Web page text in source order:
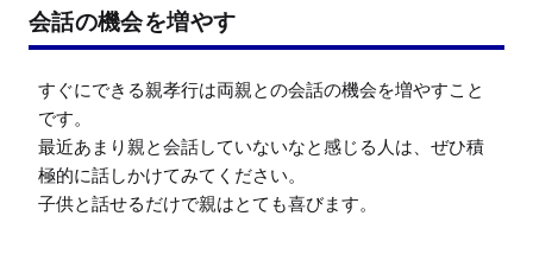
会話の機会を増やす
すぐにできる親孝行は両親との会話の機会を増やすこと
です。
最近あまり親と会話していないなと感じる人は、ぜひ積
極的に話しかけてみてください。
子供と話せるだけで親はとても喜びます。